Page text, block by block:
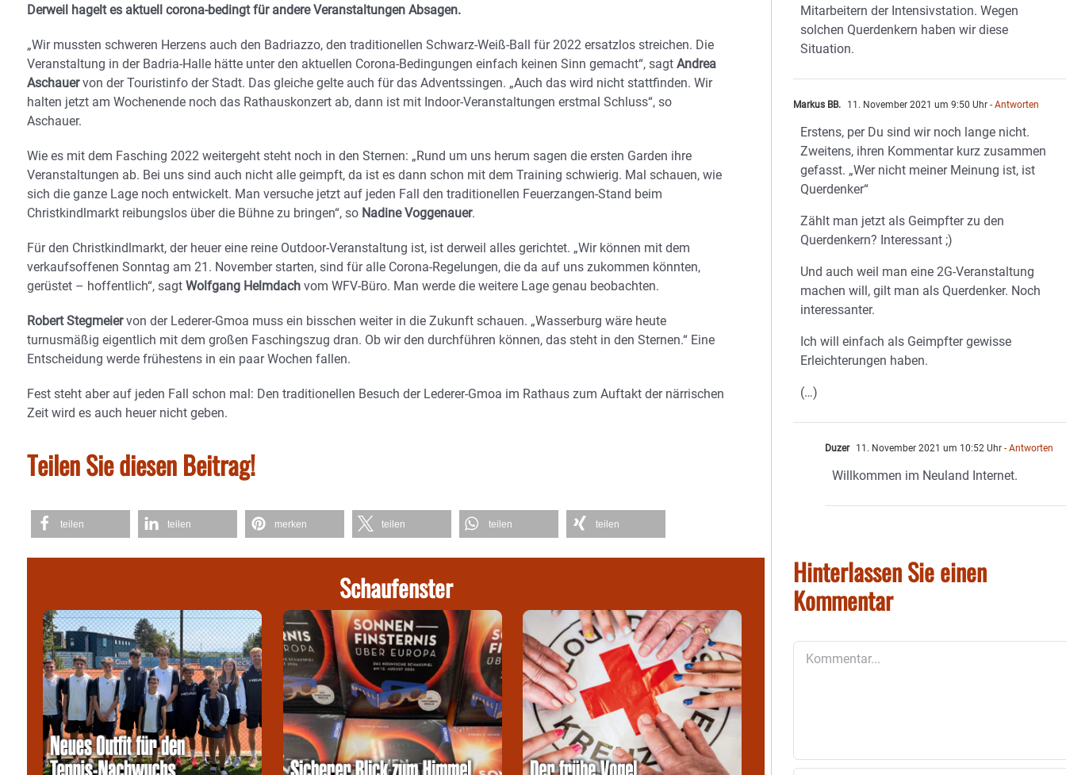
Derweil hagelt es aktuell corona-bedingt für andere Veranstaltungen Absagen.
„Wir mussten schweren Herzens auch den Badriazzo, den traditionellen Schwarz-Weiß-Ball für 2022 ersatzlos streichen. Die
Veranstaltung in der Badria-Halle hätte unter den aktuellen Corona-Bedingungen einfach keinen Sinn gemacht“, sagt Andrea
Aschauervon der Touristinfo der Stadt. Das gleiche gelte auch für das Adventssingen. „Auch das wird nicht stattfinden. Wir
halten jetzt am Wochenende noch das Rathauskonzert ab, dann ist mit Indoor-Veranstaltungen erstmal Schluss“, so
Aschauer.
Wie es mit dem Fasching 2022 weitergeht steht noch in den Sternen: „Rund um uns herum sagen die ersten Garden ihre
Veranstaltungen ab. Bei uns sind auch nicht alle geimpft, da ist es dann schon mit dem Training schwierig. Mal schauen, wie
sich die ganze Lage noch entwickelt. Man versuche jetzt auf jeden Fall den traditionellen Feuerzangen-Stand beim
Christkindlmarkt reibungslos über die Bühne zu bringen“, so Nadine Voggenauer.
Für den Christkindlmarkt, der heuer eine reine Outdoor-Veranstaltung ist, ist derweil alles gerichtet. „Wir können mit dem
verkaufsoffenen Sonntag am 21. November starten, sind für alle Corona-Regelungen, die da auf uns zukommen könnten,
gerüstet – hoffentlich“, sagt Wolfgang Helmdach vom WFV-Büro. Man werde die weitere Lage genau beobachten.
Robert Stegmeiervon der Lederer-Gmoa muss ein bisschen weiter in die Zukunft schauen. „Wasserburg wäre heute
turnusmäßig eigentlich mit dem großen Faschingszug dran. Ob wir den durchführen können, das steht in den Sternen.“ Eine
Entscheidung werde frühestens in ein paar Wochen fallen.
Fest steht aber auf jeden Fall schon mal: Den traditionellen Besuch der Lederer-Gmoa im Rathaus zum Auftakt der närrischen
Zeit wird es auch heuer nicht geben.
Teilen Sie diesen Beitrag!
teilen teilen merken teilen teilen teilen
Schaufenster
Mitarbeitern der Intensivstation. Wegen
solchen Querdenkern haben wir diese
Situation.
Markus BB. 11. November 2021 um 9:50 Uhr - Antworten
Erstens, per Du sind wir noch lange nicht.
Zweitens, ihren Kommentar kurz zusammen
gefasst. „Wer nicht meiner Meinung ist, ist
Querdenker“
Zählt man jetzt als Geimpfter zu den
Querdenkern? Interessant ;)
Und auch weil man eine 2G-Veranstaltung
machen will, gilt man als Querdenker. Noch
interessanter.
Ich will einfach als Geimpfter gewisse
Erleichterungen haben.
(…)
Duzer 11. November 2021 um 10:52 Uhr - Antworten
Willkommen im Neuland Internet.
Hinterlassen Sie einen
Kommentar